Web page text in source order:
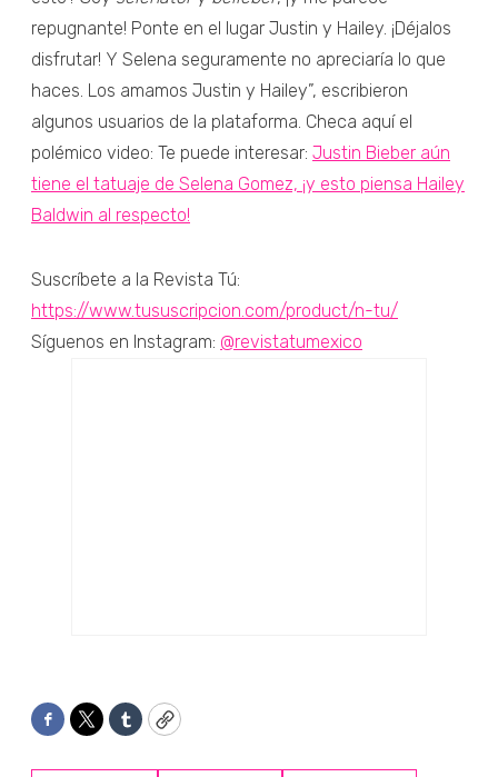
repugnante! Ponte en el lugar Justin y Hailey. ¡Déjalos
disfrutar! Y Selena seguramente no apreciaría lo que
haces. Los amamos Justin y Hailey”, escribieron
algunos usuarios de la plataforma. Checa aquí el
polémico video: Te puede interesar: Justin Bieber aún
tiene el tatuaje de Selena Gomez, ¡y esto piensa Hailey
Baldwin al respecto!
Suscríbete a la Revista Tú:
https://www.tususcripcion.com/product/n-tu/
Síguenos en Instagram: @revistatumexico
Facebook
TwitterTumblrCopy